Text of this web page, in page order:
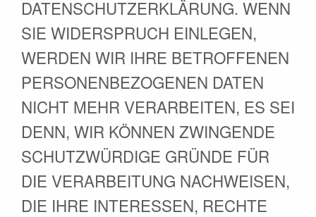
DATENSCHUTZERKLÄRUNG. WENN
SIE WIDERSPRUCH EINLEGEN,
WERDEN WIR IHRE BETROFFENEN
PERSONENBEZOGENEN DATEN
NICHT MEHR VERARBEITEN, ES SEI
DENN, WIR KÖNNEN ZWINGENDE
SCHUTZWÜRDIGE GRÜNDE FÜR
DIE VERARBEITUNG NACHWEISEN,
DIE IHRE INTERESSEN, RECHTE